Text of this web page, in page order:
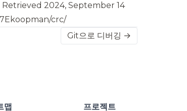
Retrieved 2024, September 14
crc/
Git으로 디버깅 →
맵 프로젝트